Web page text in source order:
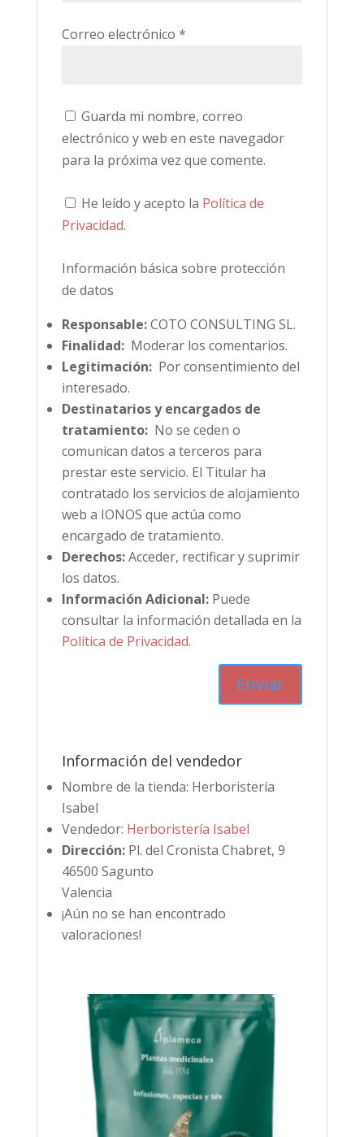
Correo electrónico *
Guarda mi nombre, correo
electrónico y web en este navegador
para la próxima vez que comente.
He leído y acepto la Política de
Privacidad.
Información básica sobre protección
de datos
Responsable:COTO CONSULTING SL.
Finalidad:Moderar los comentarios.
Legitimación:Por consentimiento del
interesado.
Destinatarios y encargados de
tratamiento:No se ceden o
comunican datos a terceros para
prestar este servicio. El Titular ha
contratado los servicios de alojamiento
web a IONOS que actúa como
encargado de tratamiento.
Derechos:Acceder, rectificar y suprimir
los datos.
Información Adicional:Puede
consultar la información detallada en la
Política de Privacidad.
Información del vendedor
Nombre de la tienda: Herboristería
Isabel
Vendedor: Herboristería Isabel
Dirección: Pl. del Cronista Chabret, 9
46500 Sagunto
Valencia
¡Aún no se han encontrado
valoraciones!